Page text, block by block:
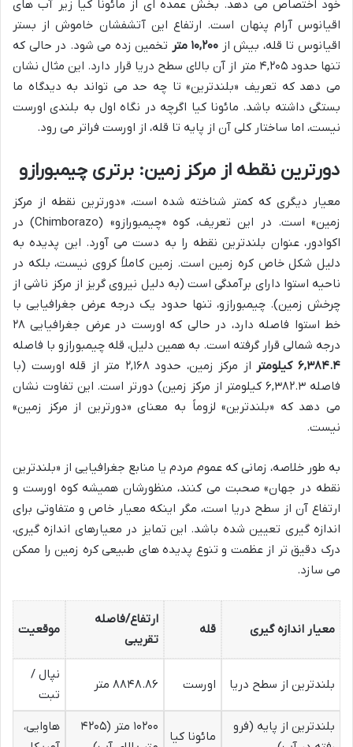
خود اختصاص می دهد. بخش عمده ای از مائونا کیا زیر آب های
اقیانوس آرام پنهان است. ارتفاع این آتشفشان خاموش از بستر
اقیانوس تا قله، بیش از ۱۰,۲۰۰ متر
تخمین زده می شود. در حالی که
تنها حدود ۴,۲۰۵ متر از آن بالای سطح دریا قرار دارد. این مثال نشان
می دهد که تعریف «بلندترین» تا چه حد می تواند به دیدگاه ما
بستگی داشته باشد. مائونا کیا اگرچه در نگاه اول به بلندی اورست
نیست، اما ساختار کلی آن از پایه تا قله، از اورست فراتر می رود.
دورترین نقطه از مرکز زمین: برتری چیمبورازو
معیار دیگری که کمتر شناخته شده است، «دورترین نقطه از مرکز
زمین» است. در این تعریف، کوه «چیمبورازو» (Chimborazo) در
اکوادور، عنوان بلندترین نقطه را به دست می آورد. این پدیده به
دلیل شکل خاص کره زمین است. زمین کاملاً کروی نیست، بلکه در
ناحیه استوا دارای برآمدگی است (به دلیل نیروی گریز از مرکز ناشی از
چرخش زمین). چیمبورازو، تنها حدود یک درجه عرض جغرافیایی با
خط استوا فاصله دارد، در حالی که اورست در عرض جغرافیایی ۲۸
درجه شمالی قرار گرفته است. به همین دلیل، قله چیمبورازو با فاصله
۶,۳۸۴.۴ کیلومتر
از مرکز زمین، حدود ۲,۱۶۸ متر از قله اورست (با
فاصله ۶,۳۸۲.۳ کیلومتر از مرکز زمین) دورتر است. این تفاوت نشان
می دهد که «بلندترین» لزوماً به معنای «دورترین از مرکز زمین»
نیست.
به طور خلاصه، زمانی که عموم مردم یا منابع جغرافیایی از «بلندترین
نقطه در جهان» صحبت می کنند، منظورشان همیشه کوه اورست و
ارتفاع آن از سطح دریا است، مگر اینکه معیار خاص و متفاوتی برای
اندازه گیری تعیین شده باشد. این تمایز در معیارهای اندازه گیری،
درک دقیق تر از عظمت و تنوع پدیده های طبیعی کره زمین را ممکن
می سازد.
معیار اندازه گیری قله
ارتفاع/فاصله
تقریبی
موقعیت
بلندترین از سطح دریا اورست ۸۸۴۸.۸۶ متر
نپال /
تبت
بلندترین از پایه (فرو
مائونا کیا
۱۰۲۰۰ متر (۴۲۰۵
هاوایی،